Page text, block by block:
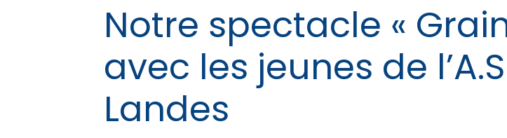
Notre spectacle «
avec les jeunes de
Landes